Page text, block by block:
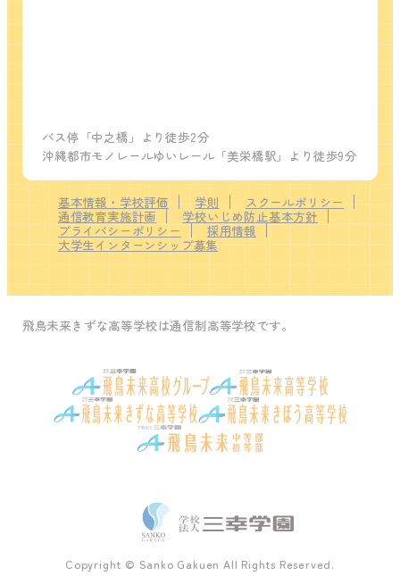
バス停「中之橋」より徒歩2分
沖縄都市モノレールゆいレール「美栄橋駅」より徒歩9分
基本情報・学校評価 学則
スクールポリシー
通信教育実施計画
学校いじめ防止基本方針
プライバシーポリシー
採用情報
大学生インターンシップ募集
飛鳥未来きずな高等学校は通信制高等学校です。
Copyright © Sanko Gakuen All Rights Reserved.